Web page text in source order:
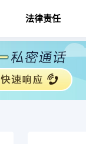
法律责任